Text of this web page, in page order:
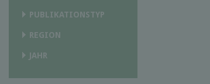
PUBLIKATIONSTYP
REGION
JAHR